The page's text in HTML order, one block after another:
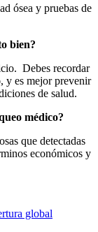
ósea y pruebas de
bien?
Debes recordar
y es mejor prevenir
de salud.
médico?
que detectadas
económicos y
global